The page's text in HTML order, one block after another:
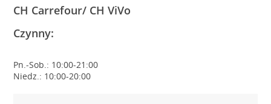
CH Carrefour/ CH ViVo
Czynny:
Pn.-Sob.: 10:00-21:00
Niedz.: 10:00-20:00